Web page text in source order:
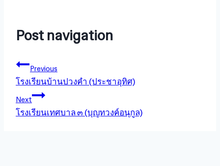
Post navigation
Previous
โรงเรียนบ้านปวงคำ (ประชาอุทิศ)
Next
โรงเรียนเทศบาล ๓ (บุญทวงค์อนุกูล)